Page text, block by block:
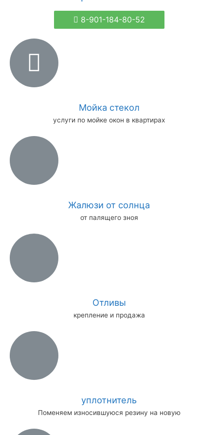
8-901-184-80-52
Мойка стекол
услуги по мойке окон в квартирах
Жалюзи от солнца
от палящего зноя
Отливы
крепление и продажа
уплотнитель
Поменяем износившуюся резину на новую